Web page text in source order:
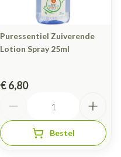
Puressentiel Zuiverende
Lotion Spray 25ml
€ 6,80
Bestel